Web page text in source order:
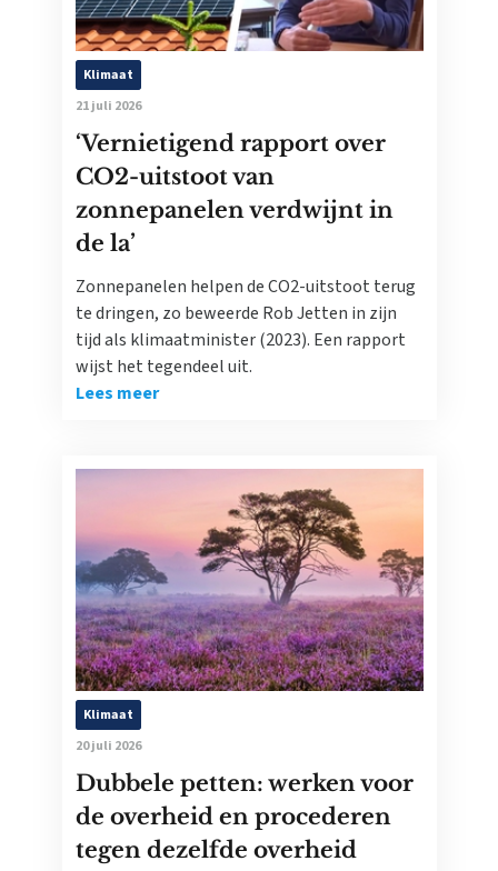
Klimaat
21 juli 2026
‘Vernietigend rapport over
CO2-uitstoot van
zonnepanelen verdwijnt in
de la’
Zonnepanelen helpen de CO2-uitstoot terug
te dringen, zo beweerde Rob Jetten in zijn
tijd als klimaatminister (2023). Een rapport
wijst het tegendeel uit.
Lees meer
Klimaat
20 juli 2026
Dubbele petten: werken voor
de overheid en procederen
tegen dezelfde overheid